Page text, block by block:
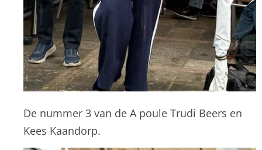
De nummer 3 van de A poule Trudi Beers en
Kees Kaandorp.